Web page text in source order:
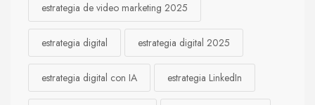
estrategia de video marketing 2025
estrategia digital estrategia digital 2025
estrategia digital con IA estrategia LinkedIn